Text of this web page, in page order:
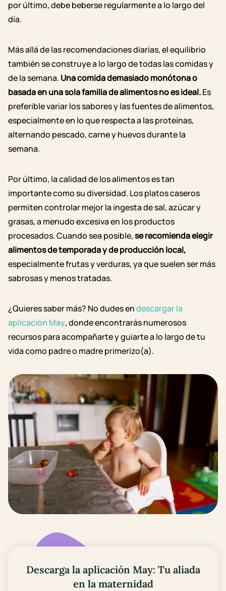
por último, debe beberse regularmente a lo largo del
día.
Más allá de las recomendaciones diarias, el equilibrio
también se construye a lo largo de todas las comidas y
de la semana. Una comida demasiado monótona o
basada en una sola familia de alimentos no es ideal.Es
preferible variar los sabores y las fuentes de alimentos,
especialmente en lo que respecta a las proteínas,
alternando pescado, carne y huevos durante la
semana.
Por último, la calidad de los alimentos es tan
importante como su diversidad. Los platos caseros
permiten controlar mejor la ingesta de sal, azúcar y
grasas, a menudo excesiva en los productos
procesados. Cuando sea posible,se recomienda elegir
alimentos de temporada y de producción local,
especialmente frutas y verduras, ya que suelen ser más
sabrosas y menos tratadas.
¿Quieres saber más? No dudes endescargar la
aplicación May, donde encontrarás numerosos
recursos para acompañarte y guiarte a lo largo de tu
vida como padre o madre primerizo(a).
Descarga la aplicación May: Tu aliada
en la maternidad